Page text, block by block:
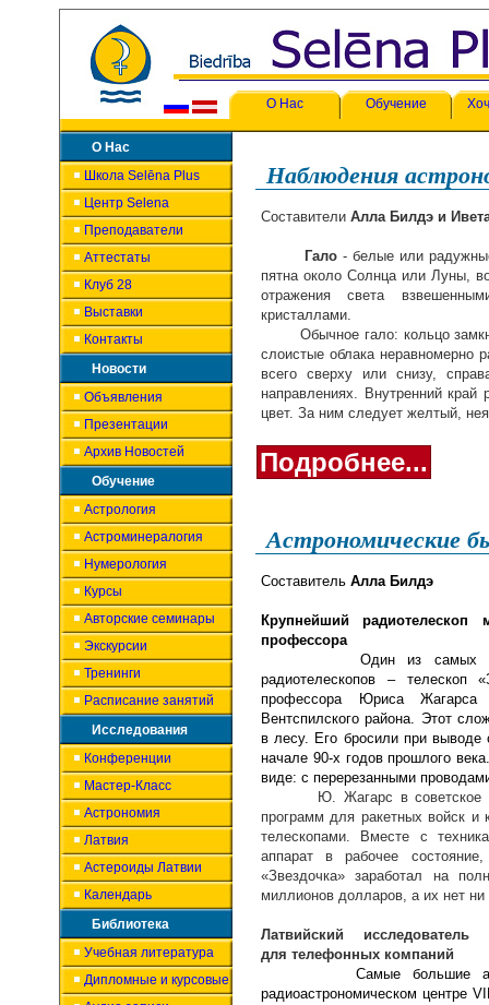
О Нас Обучение
О Нас
Школа Selēna Plus
Центр Selena
Преподаватели
Аттестаты
Клуб 28
Выставки
Контакты
Новости
Объявления
Презентации
Архив Новостей
Обучение
Астрология
Астроминералогия
Нумерология
Курсы
Авторские семинары
Экскурсии
Тренинги
Расписание занятий
Исследования
Конференции
Мастер-Класс
Астрономия
Латвия
Астероиды Латвии
Календарь
Библиотека
Учебная литература
Дипломные и курсовые
Наблюдения
Составители Алла Билдэ и
Гало - белые или
пятна около Солнца или Луны,
отражения света
кристаллами.
Обычное гало: кольцо
слоистые облака неравномерно
всего сверху или снизу,
направлениях. Внутренний край
цвет. За ним следует желтый,
Подробнее...
Астрономические
Составитель Алла Билдэ
Крупнейший радиотелескоп
профессора
Один из самых мощных
радиотелескопов – телескоп
профессора Юриса
Вентспилского района. Этот
в лесу. Его бросили при выводе
начале 90-х годов прошлого
виде: с перерезанными
Ю. Жагарс в советское
программ для ракетных войск и
телескопами. Вместе с
аппарат в рабочее
«Звездочка» заработал на
миллионов долларов, а их нет
Латвийский
для телефонных компаний
Самые большие
радиоастрономическом центре